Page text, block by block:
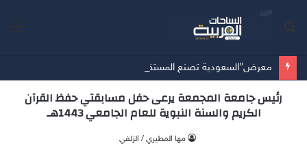
رئيس جامعة المجمعة يرعى حفل مسابقتي حفظ القرآن
الكريم والسنة النبوية للعام الجامعي 1443هـ
‫مها المطيري / الزلفي